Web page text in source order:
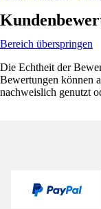
Bereich überspringen
Die Echtheit der
Bewertungen können
nachweislich genutzt